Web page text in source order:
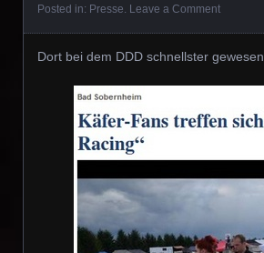
Posted in: Presse. Leave a Comment
Dort bei dem DDD schnellster gewesen